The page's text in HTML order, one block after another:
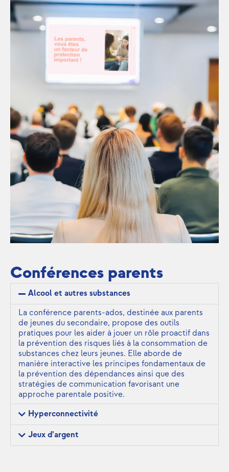
Conférences parents
Alcool et autres substances
La conférence parents-ados, destinée aux parents
de jeunes du secondaire, propose des outils
pratiques pour les aider à jouer un rôle proactif dans
la prévention des risques liés à la consommation de
substances chez leurs jeunes. Elle aborde de
manière interactive les principes fondamentaux de
la prévention des dépendances ainsi que des
stratégies de communication favorisant une
approche parentale positive.
Hyperconnectivité
Jeux d’argent